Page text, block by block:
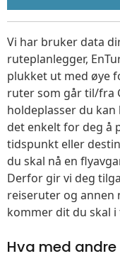
Vi har bruker data
ruteplanlegger,
plukket ut med øye
ruter som går til/fra
holdeplasser du
det enkelt for deg å
tidspunkt eller
du skal nå en
Derfor gir vi deg
reiseruter og annen
kommer dit du skal i
Hva med